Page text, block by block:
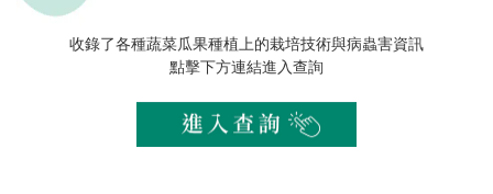
收錄了各種蔬菜瓜果種植上的栽培技術與病蟲害資訊
點擊下方連結進入查詢